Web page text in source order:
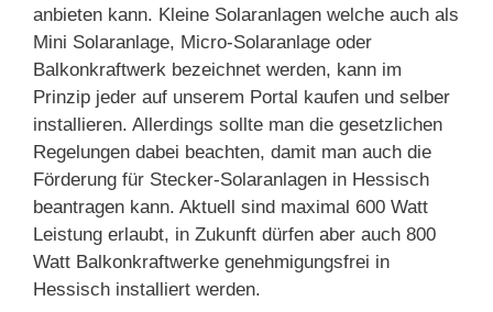
anbieten kann. Kleine Solaranlagen welche auch als
Mini Solaranlage, Micro-Solaranlage oder
Balkonkraftwerk bezeichnet werden, kann im
Prinzip jeder auf unserem Portal kaufen und selber
installieren. Allerdings sollte man die gesetzlichen
Regelungen dabei beachten, damit man auch die
Förderung für Stecker-Solaranlagen in Hessisch
beantragen kann. Aktuell sind maximal 600 Watt
Leistung erlaubt, in Zukunft dürfen aber auch 800
Watt Balkonkraftwerke genehmigungsfrei in
Hessisch installiert werden.